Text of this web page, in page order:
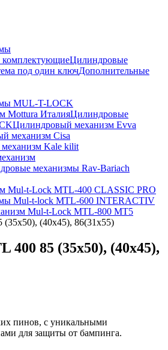
комплектующиеЦилиндровые
под один ключДополнительные
MUL-T-LOCK
Mottura ИталияЦилиндровые
Цилиндровый механизм Evva
механизм Cisa
Kale kilit
механизмы Rav-Bariach
Mul-t-Lock MTL-400 CLASSIC PRO
Mul-t-lock MTL-600 INTERACTIV
Mul-t-Lock MTL-800 MT5
(40x45), 86(31х55)
85 (35x50), (40x45),
пинов, с уникальными
для защиты от бампинга.